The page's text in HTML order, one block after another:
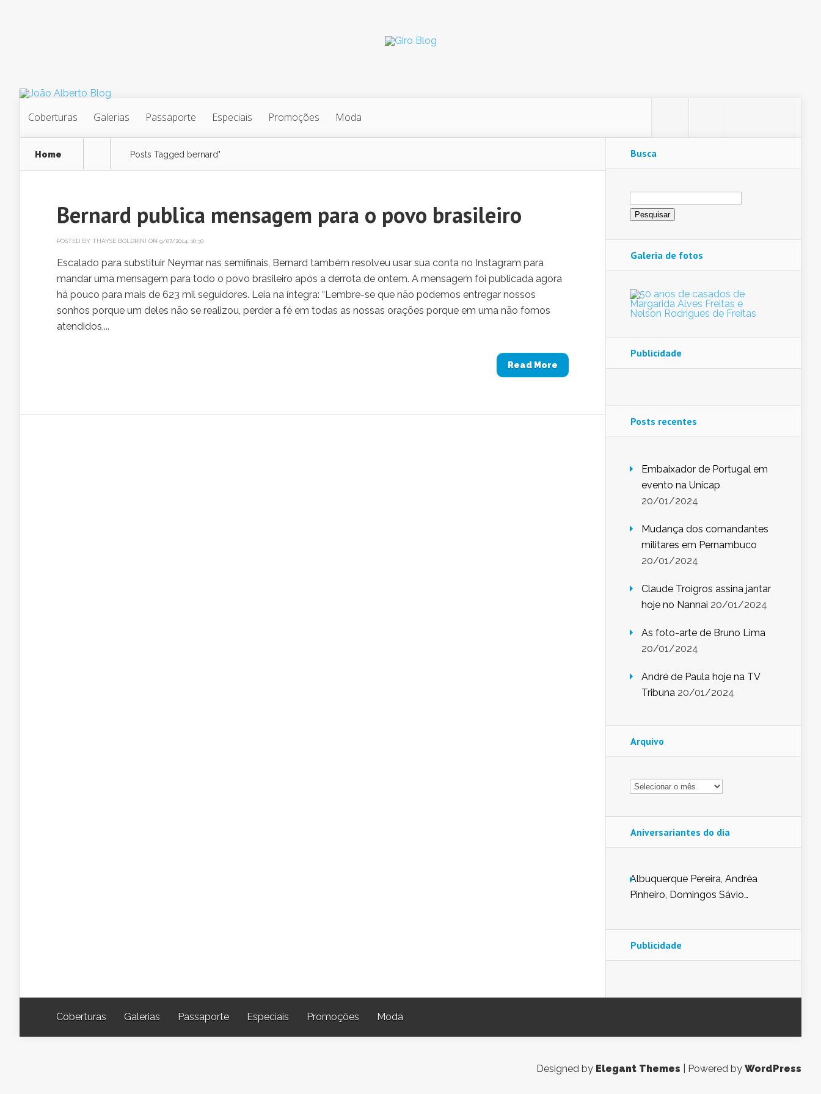
Coberturas Galerias Passaporte Especiais Promoções Moda
Home Posts Tagged bernard"
Bernard publica mensagem para o povo brasileiro
POSTED BY THAYSE BOLDRINI ON 9/07/2014, 16:30
Escalado para substituir Neymar nas semifinais, Bernard também resolveu usar sua conta no Instagram para
mandar uma mensagem para todo o povo brasileiro após a derrota de ontem. A mensagem foi publicada agora
há pouco para mais de 623 mil seguidores. Leia na íntegra: “Lembre-se que não podemos entregar nossos
sonhos porque um deles não se realizou, perder a fé em todas as nossas orações porque em uma não fomos
atendidos,...
Read More
Busca
Pesquisar
por:
Galeria de fotos
Publicidade
Posts recentes
Embaixador de Portugal em
evento na Unicap
20/01/2024
Mudança dos comandantes
militares em Pernambuco
20/01/2024
Claude Troigros assina jantar
hoje no Nannai 20/01/2024
As foto-arte de Bruno Lima
20/01/2024
André de Paula hoje na TV
Tribuna 20/01/2024
Arquivo
Arquivo
Aniversariantes do dia
Albuquerque Pereira, Andréa
Pinheiro, Domingos Sávio
Nunes de Sena, Fátima Peixoto,
Glória Pereira, Kátia Mesel,
Publicidade
Coberturas Galerias Passaporte Especiais Promoções Moda
Designed by Elegant Themes | Powered by WordPress